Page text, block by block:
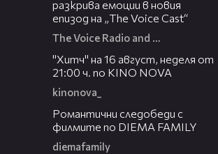
разкрива емоции в новия
епизод на „The Voice Cast“
The Voice Radio and TV Bulgaria
"Хитч" на 16 август, неделя от
21:00 ч. по KINO NOVA
kinonova_
Романтични следобеди с
филмите по DIEMA FAMILY
diemafamily